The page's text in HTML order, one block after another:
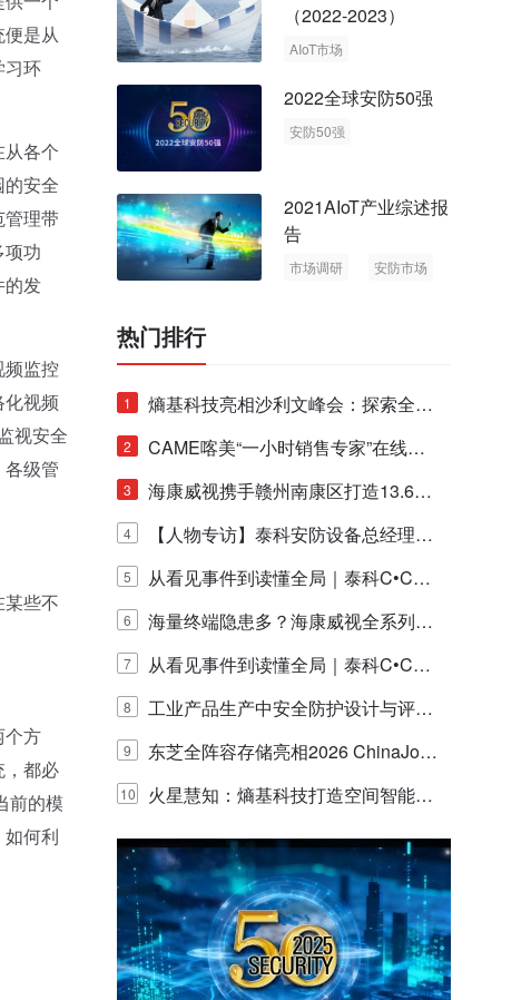
是从
习环
各个
安全
管理带
功
的发
监控
视频
视安全
级管
些不
方
，都必
前的模
何利
（2022-2023）
AIoT市场
2022全球安防50强
安防50强
2021AIoT产业综述报
告
市场调研
安防市场
热门排行
1
熵基科技亮相沙利文峰会：探索全栈
脑机技术商业化生态新路径
2
CAME喀美“一小时销售专家”在线赋
能培训正式启动！
3
海康威视携手赣州南康区打造13.6公
里绿波网
4
【人物专访】泰科安防设备总经理张
宁解码安防出海新范式
5
从看见事件到读懂全局｜泰科C•CUR
E IQ 3.20开启安防运营智能新时代
6
海量终端隐患多？海康威视全系列物
联安全产品，四层守护更放心！
7
从看见事件到读懂全局｜泰科C•CUR
E IQ 3.20开启安防运营智能新时代
8
工业产品生产中安全防护设计与评估
的实践与探讨
9
东芝全阵容存储亮相2026 ChinaJo
y，以海量数据底座赋能“与AI同游”新
体验
10
火星慧知：熵基科技打造空间智能时
代的认知中枢